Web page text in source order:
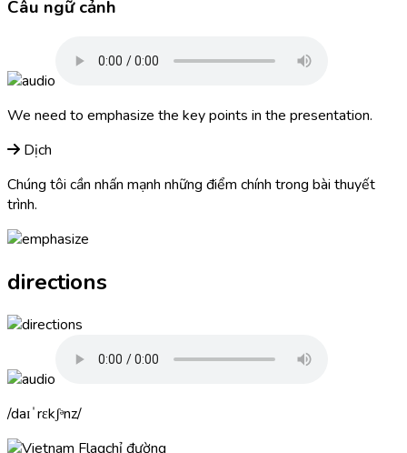
Câu ngữ cảnh
We need to emphasize the key points in the presentation.
Dịch
Chúng tôi cần nhấn mạnh những điểm chính trong bài thuyết
trình.
directions
daɪˈrɛkʃᵊnz
chỉ đường